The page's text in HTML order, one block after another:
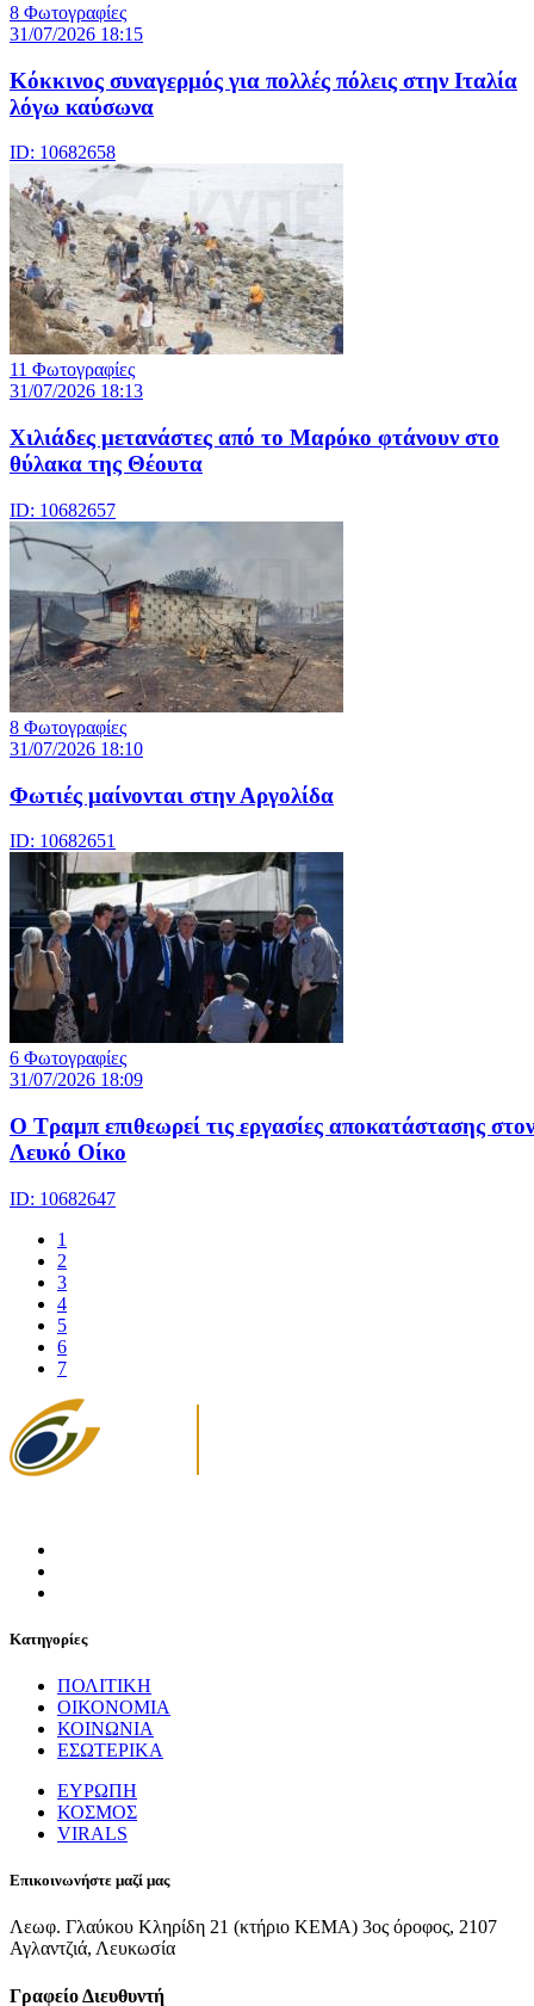
8 Φωτογραφίες
31/07/2026 18:15
Κόκκινος συναγερμός για πολλές πόλεις στην Ιταλία
λόγω καύσωνα
ID: 10682658
11 Φωτογραφίες
31/07/2026 18:13
Χιλιάδες μετανάστες από το Μαρόκο φτάνουν στο
θύλακα της Θέουτα
ID: 10682657
8 Φωτογραφίες
31/07/2026 18:10
Φωτιές μαίνονται στην Αργολίδα
ID: 10682651
6 Φωτογραφίες
31/07/2026 18:09
Ο Τραμπ επιθεωρεί τις εργασίες αποκατάστασης στον
Λευκό Οίκο
ID: 10682647
1
2
3
4
5
6
7
Κατηγορίες
ΠΟΛΙΤΙΚΗ
ΟΙΚΟΝΟΜΙΑ
ΚΟΙΝΩΝΙΑ
ΕΣΩΤΕΡΙΚΑ
ΕΥΡΩΠΗ
ΚΟΣΜΟΣ
VIRALS
Επικοινωνήστε μαζί μας
Λεωφ. Γλαύκου Κληρίδη 21 (κτήριο ΚΕΜΑ) 3ος όροφος, 2107
Αγλαντζιά, Λευκωσία
Γραφείο Διευθυντή